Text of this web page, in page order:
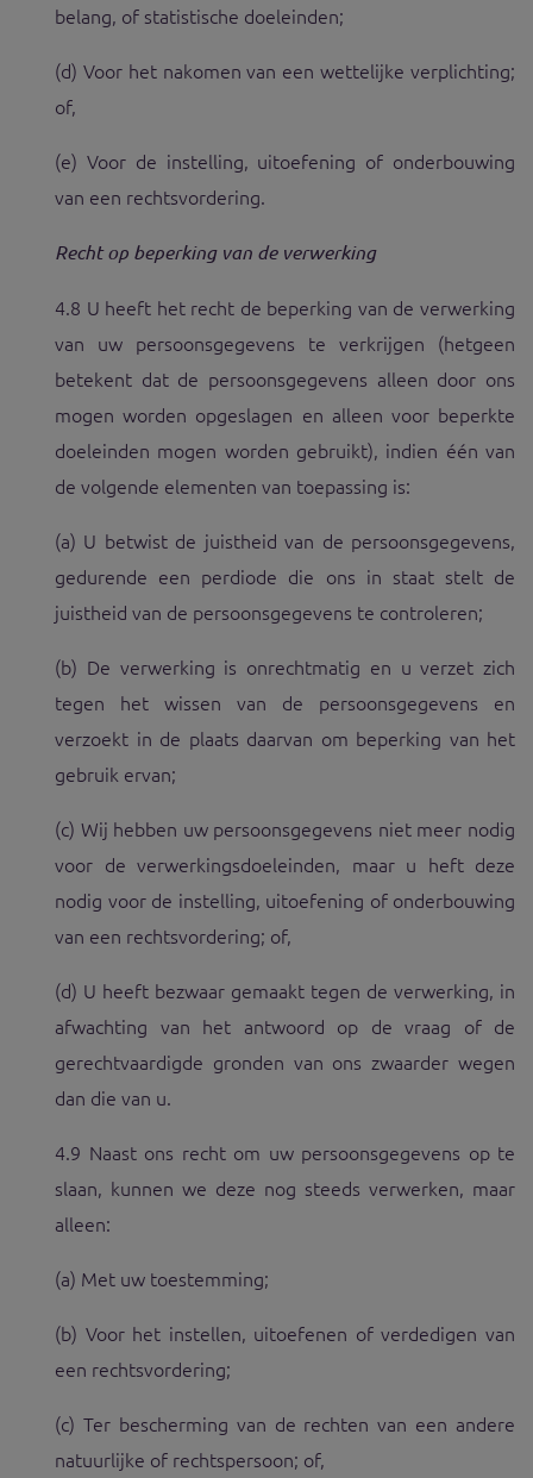
belang, of statistische doeleinden;
(d) Voor het nakomen van een wettelijke verplichting;
of,
(e) Voor de instelling, uitoefening of onderbouwing
van een rechtsvordering.
Recht op beperking van de verwerking
4.8 U heeft het recht de beperking van de verwerking
van uw persoonsgegevens te verkrijgen (hetgeen
betekent dat de persoonsgegevens alleen door ons
mogen worden opgeslagen en alleen voor beperkte
doeleinden mogen worden gebruikt), indien één van
de volgende elementen van toepassing is:
(a) U betwist de juistheid van de persoonsgegevens,
gedurende een perdiode die ons in staat stelt de
juistheid van de persoonsgegevens te controleren;
(b) De verwerking is onrechtmatig en u verzet zich
tegen het wissen van de persoonsgegevens en
verzoekt in de plaats daarvan om beperking van het
gebruik ervan;
(c) Wij hebben uw persoonsgegevens niet meer nodig
voor de verwerkingsdoeleinden, maar u heft deze
nodig voor de instelling, uitoefening of onderbouwing
van een rechtsvordering; of,
(d) U heeft bezwaar gemaakt tegen de verwerking, in
afwachting van het antwoord op de vraag of de
gerechtvaardigde gronden van ons zwaarder wegen
dan die van u.
4.9 Naast ons recht om uw persoonsgegevens op te
slaan, kunnen we deze nog steeds verwerken, maar
alleen:
(a) Met uw toestemming;
(b) Voor het instellen, uitoefenen of verdedigen van
een rechtsvordering;
(c) Ter bescherming van de rechten van een andere
natuurlijke of rechtspersoon; of,